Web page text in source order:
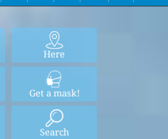
Here
Get a mask!
Search